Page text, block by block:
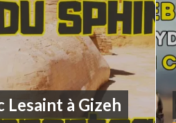
à Gizeh